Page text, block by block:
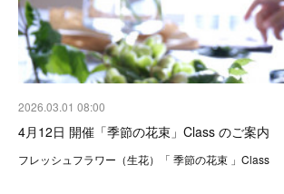
2026.03.01 08:00
4月12日 開催「季節の花束」Class のご案内
フレッシュフラワー（生花）「 季節の花束 」Class